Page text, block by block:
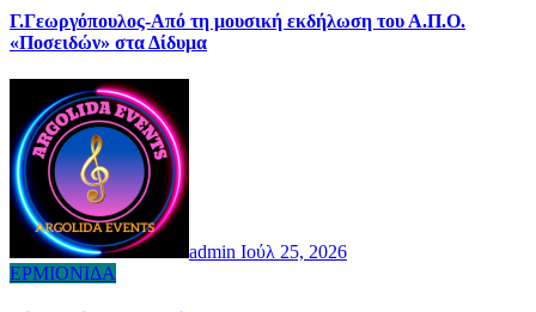
Γ.Γεωργόπουλος-Από τη μουσική εκδήλωση του Α.Π.Ο.
«Ποσειδών» στα Δίδυμα
admin Ιούλ 25, 2026
ΕΡΜΙΟΝΙΔΑ